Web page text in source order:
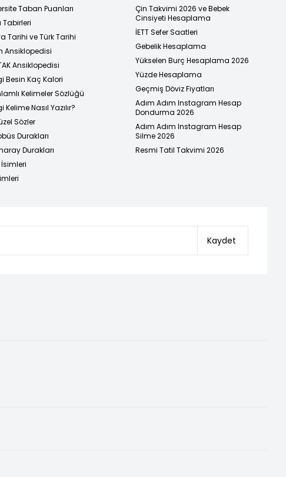
Taban Puanları
Tabirleri
Tarihi ve Türk Tarihi
Ansiklopedisi
Ansiklopedisi
Besin Kaç Kalori
Kelimeler Sözlüğü
Kelime Nasıl Yazılır?
Sözler
Durakları
Durakları
İsimleri
Çin Takvimi 2026 ve Bebek
Cinsiyeti Hesaplama
İETT Sefer Saatleri
Gebelik Hesaplama
Yükselen Burç Hesaplama 2026
Yüzde Hesaplama
Geçmiş Döviz Fiyatları
Adım Adım Instagram Hesap
Dondurma 2026
Adım Adım Instagram Hesap
Silme 2026
Resmi Tatil Takvimi 2026
Kaydet